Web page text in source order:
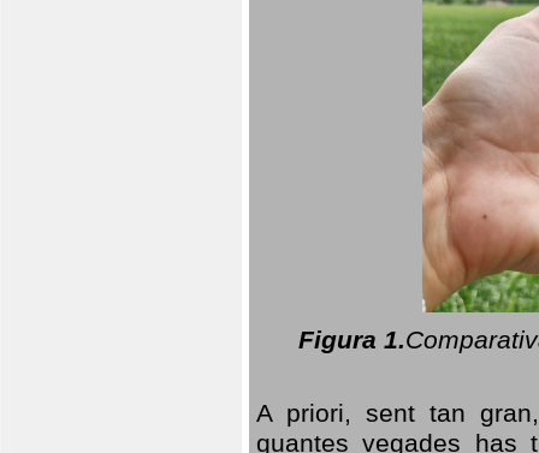
Figura 1.
A priori, sent tan
quantes vegades has